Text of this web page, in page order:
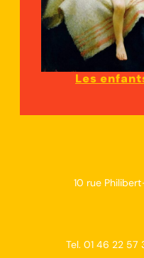
10 rue
Tel. 01 46 22 57
Les